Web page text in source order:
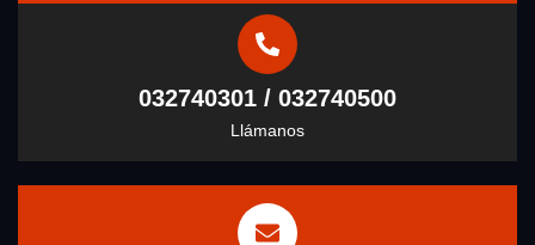
032740301 / 032740500
Llámanos